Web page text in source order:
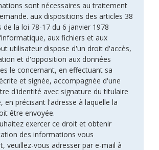
sont nécessaires au traitement
aux dispositions des articles 38
de la loi 78-17 du 6 janvier 1978
aux fichiers et aux
utilisateur dispose d'un droit d'accès,
et d'opposition aux données
le concernant, en effectuant sa
et signée, accompagnée d'une
d'identité avec signature du titulaire
en précisant l'adresse à laquelle la
être envoyée.
exercer ce droit et obtenir
des informations vous
veuillez-vous adresser par e-mail à